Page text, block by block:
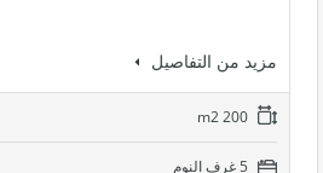
مزيد من التفاصيل